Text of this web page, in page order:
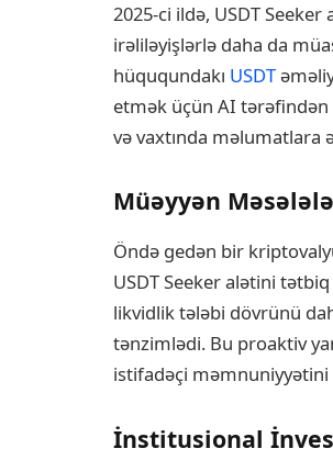
2025-ci ildə, USDT
irəliləyişlərlə daha da
hüququndakı USDT
etmək üçün AI
və vaxtında məlumatlara
Müəyyən
Öndə gedən bir
USDT Seeker alətini
likvidlik tələbi dövrünü
tənzimlədi. Bu proaktiv
istifadəçi məmnuniyyətini
İnstitusional